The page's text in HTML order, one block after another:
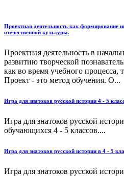
Проектная деятельность как формирование
отечественной культуры.
Проектная деятельность в
развитию творческой
как во время учебного процесса,
Проект - это метод обучения. О...
Игра для знатоков русской истории 4 - 5
Игра для знатоков русской
обучающихся 4 - 5 классов....
Игра для знатоков русской истории в 4 - 5
Игра для знатоков русской